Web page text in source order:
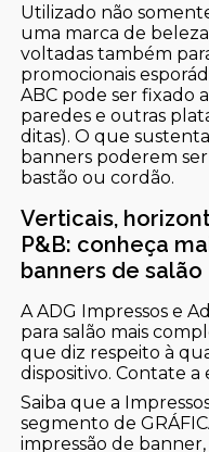
Utilizado não
uma marca de
voltadas também
promocionais
ABC pode ser fixado
paredes e outras
ditas). O que
banners poderem
bastão ou cordão.
Verticais,
P&B: conheça
banners de salão
A ADG Impressos e
para salão mais
que diz respeito à
dispositivo. Contate a
Saiba que a
segmento de
impressão de